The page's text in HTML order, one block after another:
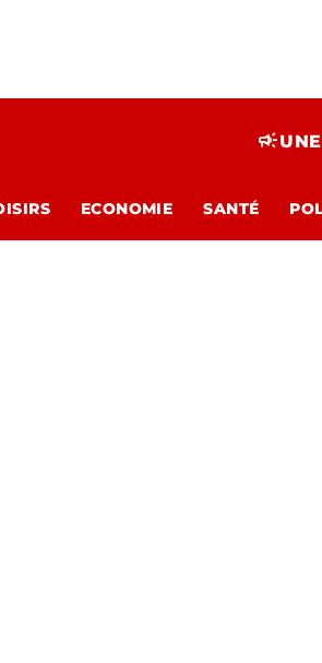
campaign
ECONOMIE SANTÉ